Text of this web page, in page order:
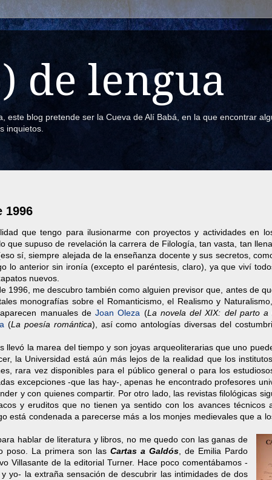
de lengua
este blog pretende ser la Cueva de Alí Babá, en la que encontrar
inquietos.
1996
que tengo para ilusionarme con proyectos y actividades en
que supuso de revelación la carrera de Filología, tan vasta, tan
sí, siempre alejada de la enseñanza docente y sus secretos,
lo anterior sin ironía (excepto el paréntesis, claro), ya que viví
nuevos.
1996, me descubro también como alguien previsor que, antes de
monografías sobre el Romanticismo, el Realismo y
manuales deJoan Oleza (La novela del XIX: del parto a
(La poesía romántica), así como antologías diversas del
llevó la marea del tiempo y son joyas arqueoliterarias que uno
la Universidad está aún más lejos de la realidad que los
rara vez disponibles para el público general o para los
excepciones -que las hay-, apenas he encontrado profesores
y con quienes compartir. Por otro lado, las revistas filológicas
y eruditos que no tienen ya sentido con los avances técnicos
está condenada a parecerse más a los monjes medievales que a
hablar de literatura y libros, no me quedo con las ganas de
poso. La primera son las Cartas a Galdós , de Emilia Pardo
Villasante de la editorial Turner. Hace poco comentábamos -
y yo- la extraña sensación de descubrir las intimidades de dos